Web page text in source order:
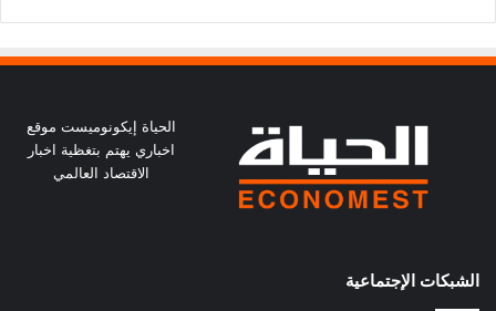
الحياة إيكونوميست موقع
اخباري يهتم بتغظية اخبار
الاقتصاد العالمي
الشبكات الإجتماعية